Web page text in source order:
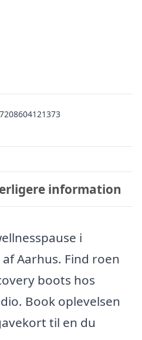
information
i
Aarhus. Find roen
boots hos
Book oplevelsen
til en du